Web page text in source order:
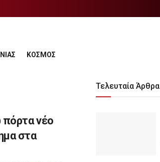
ΚΟΣΜΟΣ
πόρτα νέο
στα
Τελευταία Άρθρα